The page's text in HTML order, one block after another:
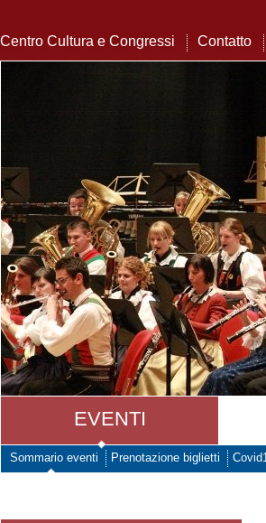
Centro Cultura e Congressi Contatto
EVENTI
Sommario eventi Prenotazione biglietti